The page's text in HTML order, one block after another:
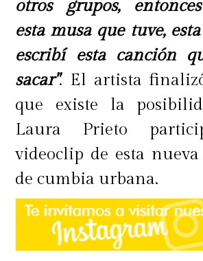
otros grupos,
esta musa que tuve,
escribí esta canción
sacar". El artista
que existe la
Laura Prieto
videoclip de esta
de cumbia urbana.